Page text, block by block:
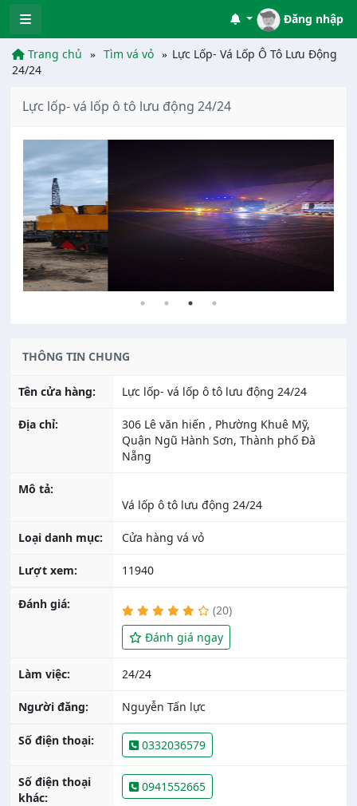
Đăng nhập
Trang chủ Tìm vá vỏ
Lực Lốp- Vá Lốp Ô Tô Lưu Động
24/24
Lực lốp- vá lốp ô tô lưu động 24/24
THÔNG TIN CHUNG
Tên cửa hàng: Lực lốp- vá lốp ô tô lưu động 24/24
Địa chỉ:
306 Lê văn hiến , Phường Khuê Mỹ,
Quận Ngũ Hành Sơn, Thành phố Đà
Nẵng
Mô tả:
Loại danh mục: Cửa hàng vá vỏ
Lượt xem: 11940
Đánh giá:
(20)
Đánh giá ngay
Làm việc: 24/24
Người đăng: Nguyễn Tấn lực
Số điện thoại: 0332036579
Số điện thoại
khác:
0941552665